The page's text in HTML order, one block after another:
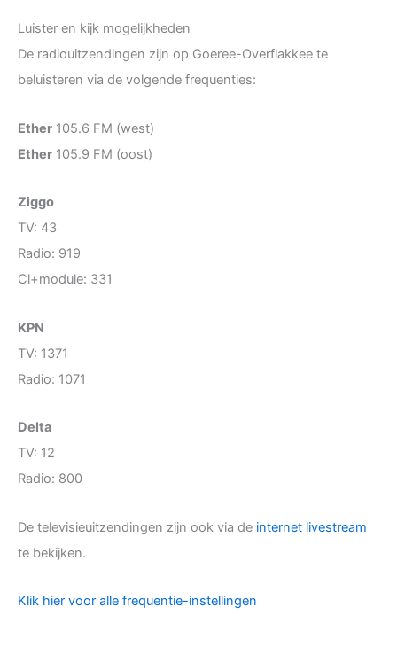
Luister en kijk mogelijkheden
De radiouitzendingen zijn op Goeree-Overflakkee te
beluisteren via de volgende frequenties:
Ether 105.6 FM (west)
Ether 105.9 FM (oost)
Ziggo
TV: 43
Radio: 919
Cl+module: 331
KPN
TV: 1371
Radio: 1071
Delta
TV: 12
Radio: 800
De televisieuitzendingen zijn ook via de internet livestream
te bekijken.
Klik hier voor alle frequentie-instellingen